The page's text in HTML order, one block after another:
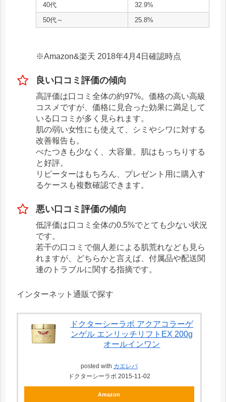
40代
32.9%
50代～
25.8%
※Amazon&楽天 2018年4月4日確認時点
良い口コミ評価の傾向
高評価は口コミ全体の約97%。価格の高い高級
コスメですが、価格に見合った効果に満足して
いる口コミが多く見られます。
肌の弱い女性にも使えて、シミやシワに対する
改善報告も。
べたつきも少なく、大容量。肌はもっちりする
と好評。
リピーターはもちろん、プレゼント用に購入す
るケースも複数確認できます。
悪い口コミ評価の傾向
低評価は口コミ全体の0.5%でとても少ない状況
です。
若干の口コミで個人差による肌荒れなども見ら
れますが、どちらかと言えば、付属品や配送関
連のトラブルに関する指摘です。
インターネット通販で探す
ドクターシーラボ アクアコラーゲ
ンゲル エンリッチリフトEX 200g
オールインワン
posted with カエレバ
ドクターシーラボ 2015-11-02
Amazon